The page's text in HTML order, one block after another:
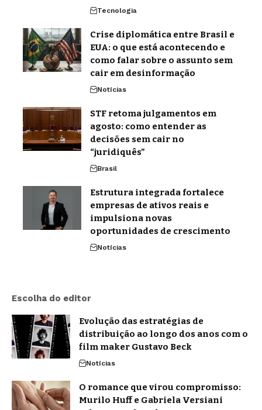
Tecnologia
Crise diplomática entre Brasil e
EUA: o que está acontecendo e
como falar sobre o assunto sem
cair em desinformação
Notícias
STF retoma julgamentos em
agosto: como entender as
decisões sem cair no
“juridiquês”
Brasil
Estrutura integrada fortalece
empresas de ativos reais e
impulsiona novas
oportunidades de crescimento
Notícias
Escolha do editor
Evolução das estratégias de
distribuição ao longo dos anos com o
film maker Gustavo Beck
Notícias
O romance que virou compromisso:
Murilo Huff e Gabriela Versiani